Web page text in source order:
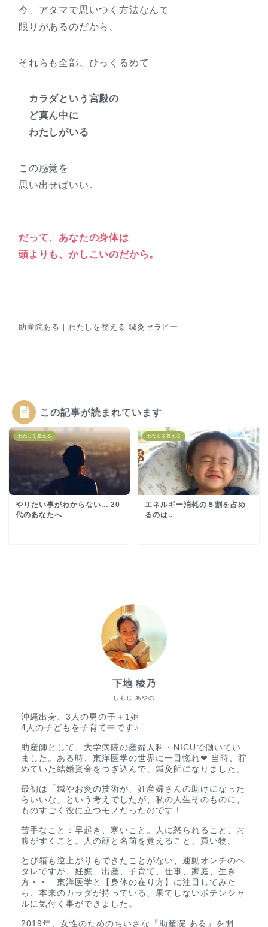
今、アタマで思いつく方法なんて
限りがあるのだから、
それらも全部、ひっくるめて
カラダという宮殿の
ど真ん中に
わたしがいる
この感覚を
思い出せばいい。
だって、あなたの身体は
頭よりも、かしこいのだから。
助産院ある｜わたしを整える 鍼灸セラピー
この記事が読まれています
わたしを整える
やりたい事がわからない... 20
代のあなたへ
わたしを整える
エネルギー消耗の８割を占め
るのは..
しもじ あやの
下地 稜乃
沖縄出身、3人の男の子＋1姫
4人の子どもを子育て中です♪
助産師として、大学病院の産婦人科・NICUで働いてい
ました。ある時、東洋医学の世界に一目惚れ❤︎ 当時、貯
めていた結婚資金をつぎ込んで、鍼灸師になりました。
最初は「鍼やお灸の技術が、妊産婦さんの助けになった
らいいな」という考えでしたが、私の人生そのものに、
ものすごく役に立つモノだったのです！
苦手なこと：早起き、寒いこと。人に怒られること、お
腹がすくこと。人の顔と名前を覚えること、買い物。
とび箱も逆上がりもできたことがない、運動オンチのヘ
タレですが、妊娠、出産、子育て、仕事、家庭、生き
方・・ 東洋医学と【身体の在り方】に注目してみた
ら、本来のカラダが持っている、果てしないポテンシャ
ルに気付く事ができました。
2019年、女性のためのちいさな『助産院 ある』を開